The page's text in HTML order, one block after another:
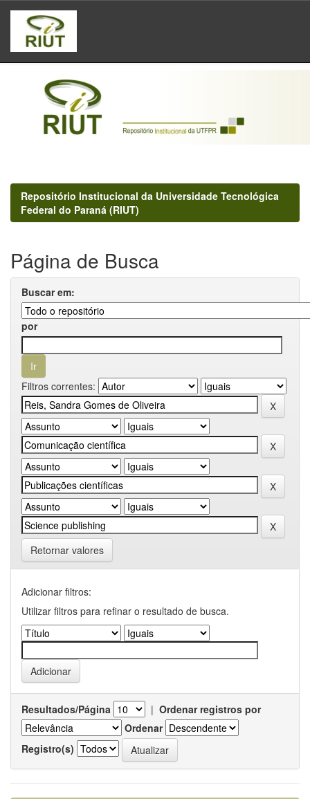
Skip
navigation
Repositório Institucional da Universidade Tecnológica
Federal do Paraná (RIUT)
Página de Busca
Buscar em:
por
Filtros correntes:
Retornar valores
Adicionar filtros:
Utilizar filtros para refinar o resultado de busca.
Resultados/Página | Ordenar registros por
Ordenar
Registro(s)